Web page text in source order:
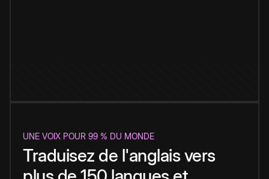
UNE VOIX POUR 99 % DU MONDE
Traduisez de l'anglais vers